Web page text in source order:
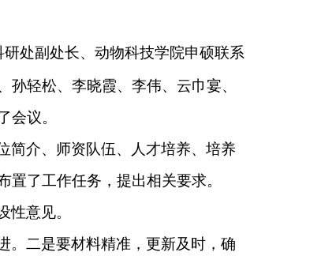
处副处长、动物科技学院申硕联系
孙轻松、李晓霞、 李伟、 云巾宴、
会议。
简介、师资队伍、人才培养、培养
了工作任务，提出相关要求。
意见。
。二是要材料精准，更新及时，确